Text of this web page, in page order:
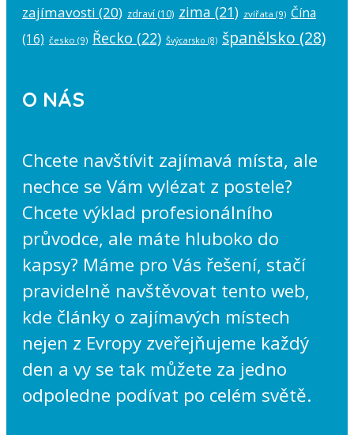
zajímavosti (20) zdraví (10) zima (21) zvířata (9) Čína
(16) česko (9) Řecko (22) Švýcarsko (8) španělsko (28)
O NÁS
Chcete navštívit zajímavá místa, ale
nechce se Vám vylézat z postele?
Chcete výklad profesionálního
průvodce, ale máte hluboko do
kapsy? Máme pro Vás řešení, stačí
pravidelně navštěvovat tento web,
kde články o zajímavých místech
nejen z Evropy zveřejňujeme každý
den a vy se tak můžete za jedno
odpoledne podívat po celém světě.